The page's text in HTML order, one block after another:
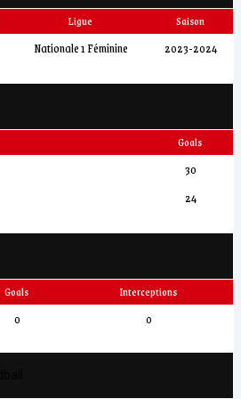
Ligue Saison
Nationale 1 Féminine 2023-2024
Goals
30
24
Goals Interceptions
0 0